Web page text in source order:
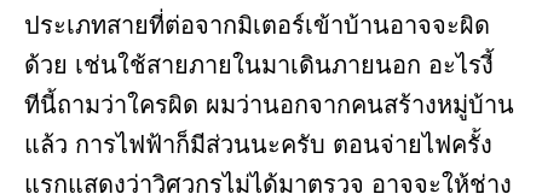
ประเภทสายที่ต่อจากมิเตอร์เข้าบ้านอาจจะผิด
ด้วย เช่นใช้สายภายในมาเดินภายนอก อะไรงี้
ทีนี้ถามว่าใครผิด ผมว่านอกจากคนสร้างหมู่บ้าน
แล้ว การไฟฟ้าก็มีส่วนนะครับ ตอนจ่ายไฟครั้ง
แรกแสดงว่าวิศวกรไม่ได้มาตรวจ อาจจะให้ช่าง